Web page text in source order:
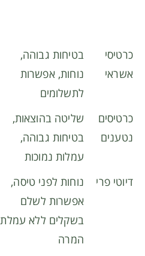
כרטיסי
אשראי
בטיחות גבוהה,
נוחות, אפשרות
לתשלומים
כרטיסים
נטענים
שליטה בהוצאות,
בטיחות גבוהה,
עמלות נמוכות
דיוטי פרי
נוחות לפני טיסה,
אפשרות לשלם
בשקלים ללא עמלת
המרה